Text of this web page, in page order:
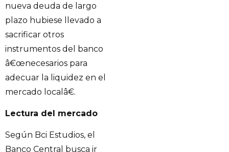
nueva deuda de largo
plazo hubiese llevado a
sacrificar otros
instrumentos del banco
â€œnecesarios para
adecuar la liquidez en el
mercado localâ€.
Lectura del mercado
Según Bci Estudios, el
Banco Central busca ir